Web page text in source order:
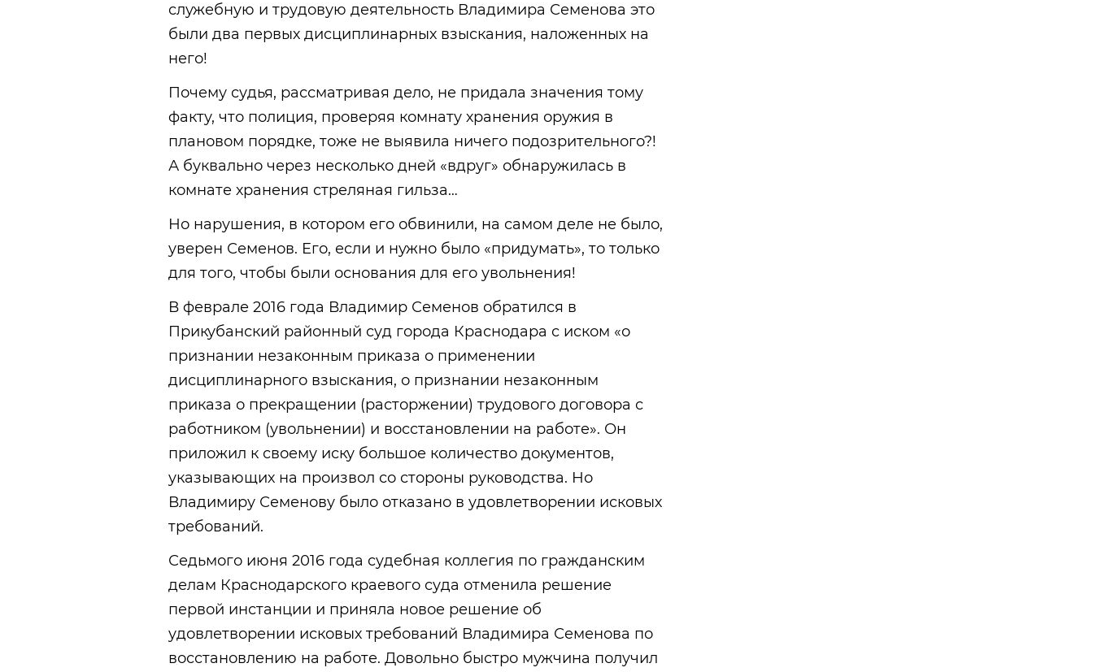
служебную и трудовую деятельность Владимира Семенова это
были два первых дисциплинарных взыскания, наложенных на
него!
Почему судья, рассматривая дело, не придала значения тому
факту, что полиция, проверяя комнату хранения оружия в
плановом порядке, тоже не выявила ничего подозрительного?!
А буквально через несколько дней «вдруг» обнаружилась в
комнате хранения стреляная гильза…
Но нарушения, в котором его обвинили, на самом деле не было,
уверен Семенов. Его, если и нужно было «придумать», то только
для того, чтобы были основания для его увольнения!
В феврале 2016 года Владимир Семенов обратился в
Прикубанский районный суд города Краснодара с иском «о
признании незаконным приказа о применении
дисциплинарного взыскания, о признании незаконным
приказа о прекращении (расторжении) трудового договора с
работником (увольнении) и восстановлении на работе». Он
приложил к своему иску большое количество документов,
указывающих на произвол со стороны руководства. Но
Владимиру Семенову было отказано в удовлетворении исковых
требований.
Седьмого июня 2016 года судебная коллегия по гражданским
делам Краснодарского краевого суда отменила решение
первой инстанции и приняла новое решение об
удовлетворении исковых требований Владимира Семенова по
восстановлению на работе. Довольно быстро мужчина получил